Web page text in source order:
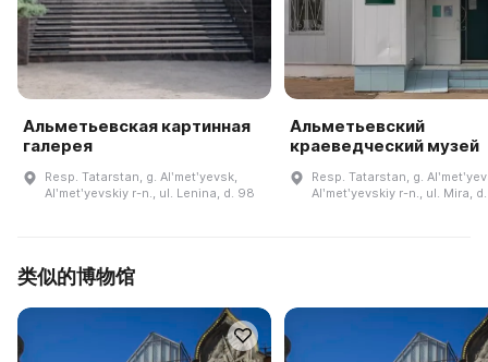
Альметьевская картинная
галерея
Resp. Tatarstan, g. Alʹmetʹyevsk,
Alʹmetʹyevskiy r-n., ul. Lenina, d. 98
Альметьевский
краеведческий музей
Resp. Tatarstan, g.
Alʹmetʹyevskiy r-n., ul. Mira, d.
类似的博物馆